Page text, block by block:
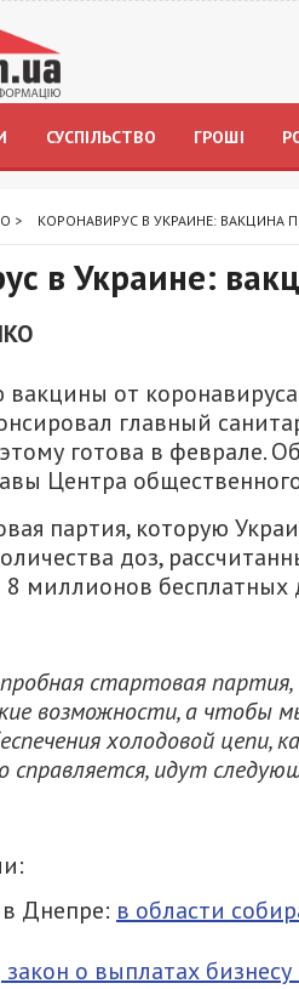
СУСПІЛЬСТВО ГРОШІ
> КОРОНАВИРУС В УКРАИНЕ: ВАКЦИНА
в Украине:
от
главный
готова в феврале.
Центра
партия, которую
доз,
8 миллионов бесплатных
стартовая партия,
возможности, а чтобы
холодовой цепи,
справляется, идут
Днепре: в области
закон о выплатах